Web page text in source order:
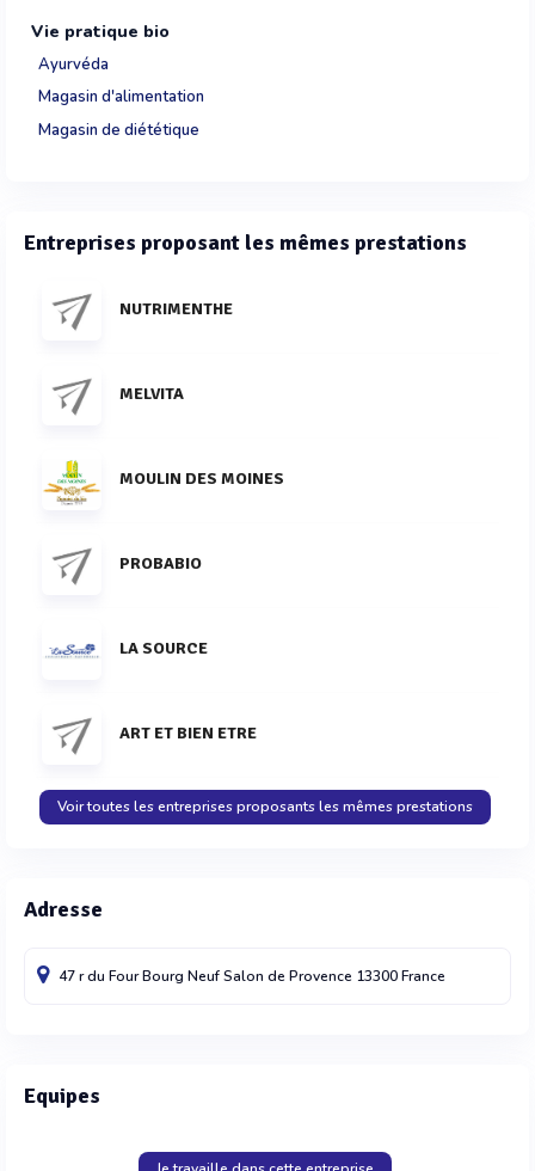
Vie pratique bio
Ayurvéda
Magasin d'alimentation
Magasin de diététique
Entreprises proposant les mêmes prestations
NUTRIMENTHE
MELVITA
MOULIN DES MOINES
PROBABIO
LA SOURCE
ART ET BIEN ETRE
Voir toutes les entreprises proposants les mêmes prestations
Adresse
47 r du Four Bourg NeufSalon de Provence 13300France
Equipes